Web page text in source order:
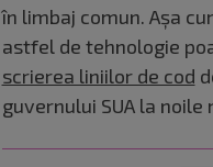
în limbaj comun. Aşa
astfel de tehnologie
scrierea liniilor de cod
guvernului SUA la